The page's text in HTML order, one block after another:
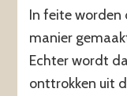
In feite worden
manier
Echter wordt
onttrokken uit